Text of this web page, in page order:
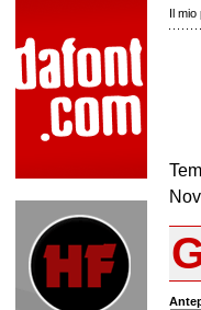
Il mio